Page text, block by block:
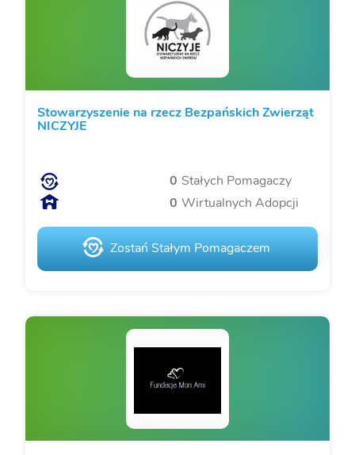
Stowarzyszenie na rzecz Bezpańskich Zwierząt
NICZYJE
0 Stałych Pomagaczy
0 Wirtualnych Adopcji
Zostań Stałym Pomagaczem